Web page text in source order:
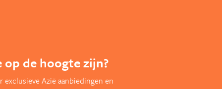
op de hoogte zijn?
exclusieve Azië aanbiedingen en